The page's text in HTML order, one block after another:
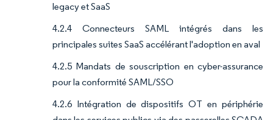
legacy et SaaS
4.2.4 Connecteurs SAML intégrés dans les
principales suites SaaS accélérant l'adoption en aval
4.2.5 Mandats de souscription en cyber-assurance
pour la conformité SAML/SSO
4.2.6 Intégration de dispositifs OT en périphérie